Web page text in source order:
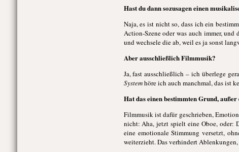
Hast du dann sozusagen einen
Naja, es ist nicht so, dass ich ein
Action-Szene oder was auch immer,
und wechsele die ab, weil es ja sonst
Aber ausschließlich Filmmusik?
Ja, fast ausschließlich – ich überlege
Systemhöre ich auch manchmal, das ist
Hat das einen bestimmten Grund,
Filmmusik ist dafür geschrieben,
nicht: Aha, jetzt spielt eine Oboe, oder:
eine emotionale Stimmung versetzt,
weiterzieht. Das verhindert